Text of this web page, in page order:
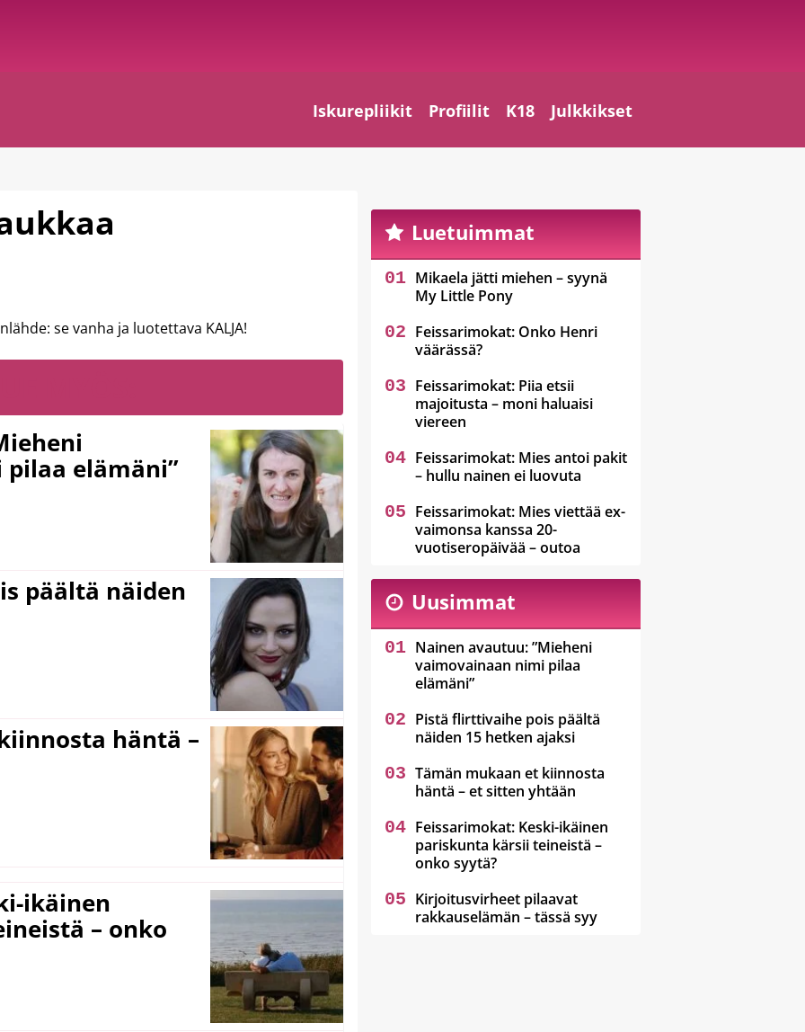
Iskurepliikit Profiilit K18 Julkkikset
se vanha ja luotettava KALJA!
elämäni”
päältä näiden
häntä –
ikäinen
– onko
Luetuimmat
Mikaela jätti miehen – syynä
My Little Pony
Feissarimokat: Onko Henri
väärässä?
Feissarimokat: Piia etsii
majoitusta – moni haluaisi
viereen
Feissarimokat: Mies antoi pakit
– hullu nainen ei luovuta
Feissarimokat: Mies viettää ex-
vaimonsa kanssa 20-
vuotiseropäivää – outoa
Uusimmat
Nainen avautuu: ”Mieheni
vaimovainaan nimi pilaa
elämäni”
Pistä flirttivaihe pois päältä
näiden 15 hetken ajaksi
Tämän mukaan et kiinnosta
häntä – et sitten yhtään
Feissarimokat: Keski-ikäinen
pariskunta kärsii teineistä –
onko syytä?
Kirjoitusvirheet pilaavat
rakkauselämän – tässä syy